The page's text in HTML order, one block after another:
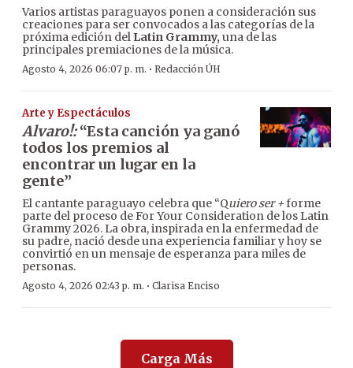
Varios artistas paraguayos ponen a consideración sus
creaciones para ser convocados a las categorías de la
próxima edición del Latin Grammy, una de las
principales premiaciones de la música.
Agosto 4, 2026 06:07 p. m. · Redacción ÚH
Arte y Espectáculos
Alvaro!:“Esta canción ya ganó
todos los premios al
encontrar un lugar en la
gente”
El cantante paraguayo celebra que “Quiero ser +forme
parte del proceso de For Your Consideration de los Latin
Grammy 2026. La obra, inspirada en la enfermedad de
su padre, nació desde una experiencia familiar y hoy se
convirtió en un mensaje de esperanza para miles de
personas.
Agosto 4, 2026 02:43 p. m. · Clarisa Enciso
Carga Más